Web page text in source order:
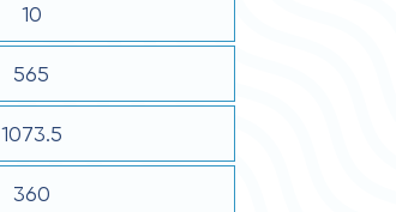
10
565
1073.5
360